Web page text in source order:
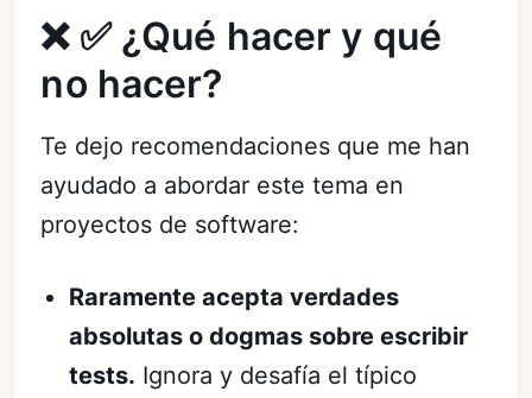
❌ ✅ ¿Qué hacer y qué
no hacer?
Te dejo recomendaciones que me han
ayudado a abordar este tema en
proyectos de software:
Raramente acepta verdades
absolutas o dogmas sobre escribir
tests. Ignora y desafía el típico